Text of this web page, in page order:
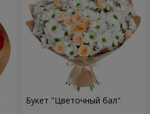
Букет "Цветочный бал"